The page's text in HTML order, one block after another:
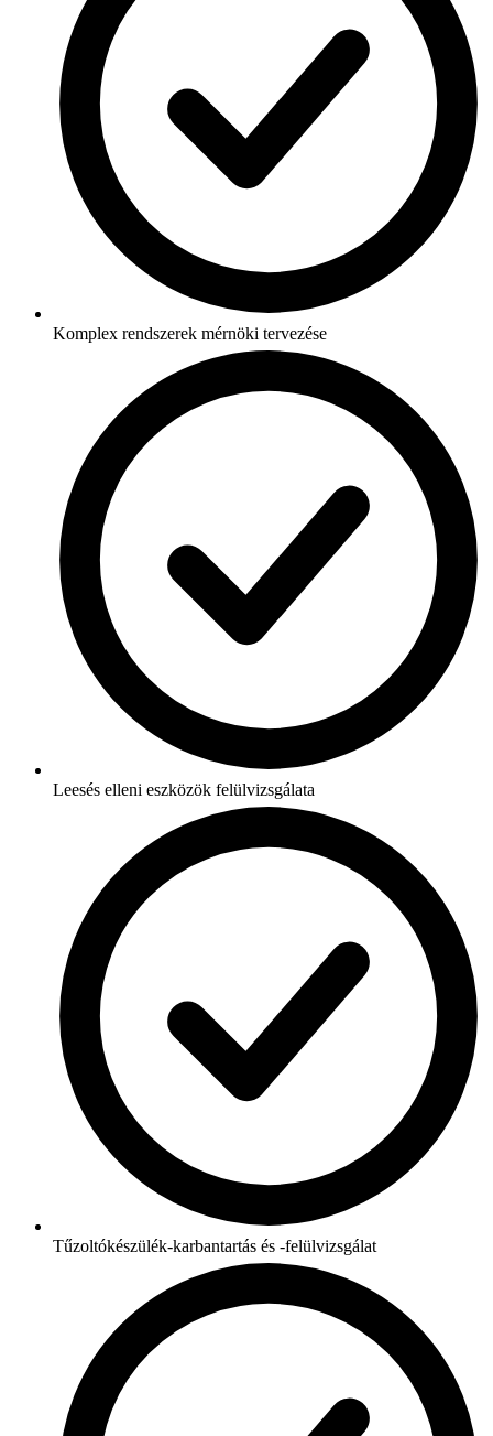
Komplex rendszerek mérnöki tervezése
Leesés elleni eszközök felülvizsgálata
Tűzoltókészülék-karbantartás és -felülvizsgálat